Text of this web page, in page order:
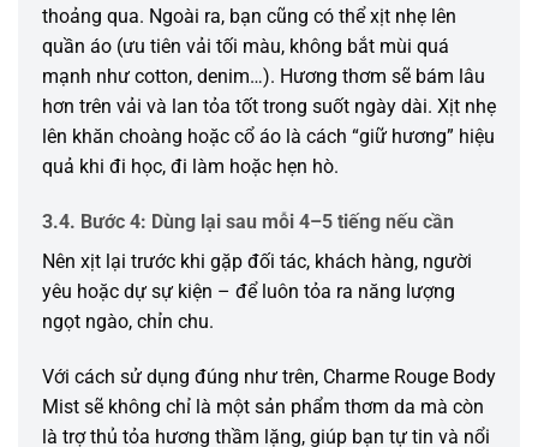
thoảng qua. Ngoài ra, bạn cũng có thể xịt nhẹ lên
quần áo (ưu tiên vải tối màu, không bắt mùi quá
mạnh như cotton, denim…). Hương thơm sẽ bám lâu
hơn trên vải và lan tỏa tốt trong suốt ngày dài. Xịt nhẹ
lên khăn choàng hoặc cổ áo là cách “giữ hương” hiệu
quả khi đi học, đi làm hoặc hẹn hò.
3.4. Bước 4: Dùng lại sau mỗi 4–5 tiếng nếu cần
Nên xịt lại trước khi gặp đối tác, khách hàng, người
yêu hoặc dự sự kiện – để luôn tỏa ra năng lượng
ngọt ngào, chỉn chu.
Với cách sử dụng đúng như trên, Charme Rouge Body
Mist sẽ không chỉ là một sản phẩm thơm da mà còn
là trợ thủ tỏa hương thầm lặng, giúp bạn tự tin và nổi